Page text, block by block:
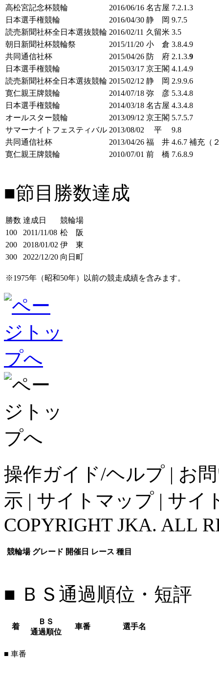
高松宮記念杯競輪
2016/06/16 名古屋 7.2.1.3
日本選手権競輪
2016/04/30 静 岡 9.7.5
読売新聞社杯全日本選抜競輪 2016/02/11 久留米 3.5
朝日新聞社杯競輪祭
2015/11/20 小 倉 3.8.4.9
共同通信社杯
2015/04/26 防 府 2.1.3.9
日本選手権競輪
2015/03/17 京王閣 4.1.4.9
読売新聞社杯全日本選抜競輪 2015/02/12 静 岡 2.9.9.6
寛仁親王牌競輪
2014/07/18 弥 彦 5.3.4.8
日本選手権競輪
2014/03/18 名古屋 4.3.4.8
オールスター競輪
2013/09/12 京王閣 5.7.5.7
サマーナイトフェスティバル 2013/08/02 平
9.8
共同通信社杯
2013/04/26 福 井 4.6.7 補充（
寛仁親王牌競輪
2010/07/01 前 橋 7.6.8.9
■節目勝数達成
勝数 達成日
競輪場
100
2011/11/08 松 阪
200
2018/01/02 伊 東
300
2022/12/20 向日町
※1975年（昭和50年）以前の競走成績を含みます。
操作ガイド/ヘルプ | お
示 | サイトマップ | サイ
COPYRIGHT JKA. ALL
競輪場 グレード 開催日 レース 種目
■ ＢＳ通過順位・短評
着
ＢＳ
通過順位
車番 選手名
■ 車番